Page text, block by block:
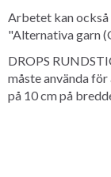
Arbetet kan
"Alternativa garn
DROPS
måste använda
på 10 cm på